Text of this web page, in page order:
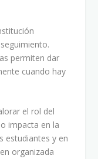
permiten dar
cuando hay
el rol del
impacta en la
estudiantes y en
organizada